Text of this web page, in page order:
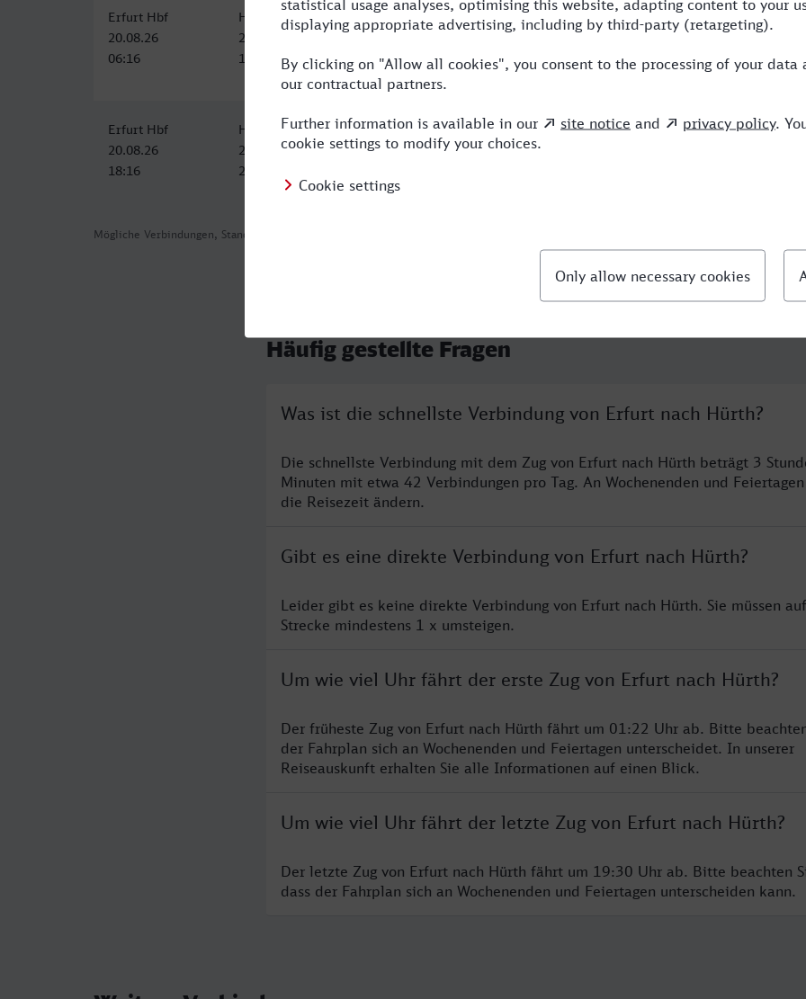
Mögliche Verbindungen, Stand: 2026-08-06 04:48
Erfurt Hbf
20.08.26
06:16
Hürth-Kalscheuren
20.08.26
10:48
4:32 2 ICE,NX
Erfurt Hbf
20.08.26
18:16
Hürth-Kalscheuren
20.08.26
22:58
4:42 3 RB,RE,ICE
Häufig gestellte Fragen
Was ist die schnellste Verbindung von Erfurt nach Hürth?
Die schnellste Verbindung mit dem Zug von Erfurt nach Hürth beträgt 3
Minuten mit etwa 42 Verbindungen pro Tag. An Wochenenden und
die Reisezeit ändern.
Gibt es eine direkte Verbindung von Erfurt nach Hürth?
Leider gibt es keine direkte Verbindung von Erfurt nach Hürth. Sie müssen
Strecke mindestens 1 x umsteigen.
Um wie viel Uhr fährt der erste Zug von Erfurt nach Hürth?
Der früheste Zug von Erfurt nach Hürth fährt um 01:22 Uhr ab. Bitte
der Fahrplan sich an Wochenenden und Feiertagen unterscheidet. In unserer
Reiseauskunft erhalten Sie alle Informationen auf einen Blick.
Um wie viel Uhr fährt der letzte Zug von Erfurt nach Hürth?
Der letzte Zug von Erfurt nach Hürth fährt um 19:30 Uhr ab. Bitte beachten
dass der Fahrplan sich an Wochenenden und Feiertagen unterscheiden kann.